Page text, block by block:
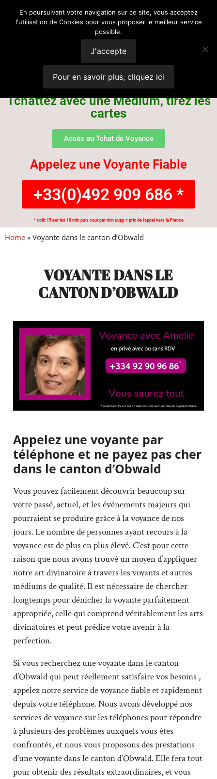
Voyance
Suisse
Tchattez avec une Médium, tirez les
cartes
Accès au Tchat de Voyance
Appelez une Voyante Fiable
+33(0)492 909 686 *
* coût 15 eur les 10 min puis cout par min supp + prix de l'appel vers la France
Home » Voyante dans le canton d’Obwald
VOYANTE DANS LE
CANTON D’OBWALD
Appelez une voyante par
téléphone et ne payez pas cher
dans le canton d’Obwald
Vous pouvez facilement découvrir beaucoup sur
votre passé, actuel, et les événements majeurs qui
pourraient se produire grâce à la voyance de nos
jours. Le nombre de personnes ayant recours à la
voyance est de plus en plus élevé. C’est pour cette
raison que nous avons trouvé un moyen d’appliquer
notre art divinatoire à travers les voyants et autres
médiums de qualité. Il est nécessaire de chercher
longtemps pour dénicher la voyante parfaitement
appropriée, celle qui comprend véritablement les arts
divinatoires et peut prédire votre avenir à la
perfection.
Si vous recherchez une voyante dans le canton
d’Obwald qui peut réellement satisfaire vos besoins ,
appelez notre service de voyance fiable et rapidement
depuis votre téléphone. Nous avons développé nos
services de voyance sur les téléphones pour répondre
à plusieurs des problèmes auxquels vous êtes
confrontés, et nous vous proposons des prestations
d’une voyante dans le canton d’Obwald. Elle fera tout
pour obtenir des résultats extraordinaires, et vous
En poursuivant votre navigation sur ce site, vous acceptez
l'utilisation de Cookies pour vous proposer le meilleur service
possible.
J'accepte
Pour en savoir plus, cliquez ici